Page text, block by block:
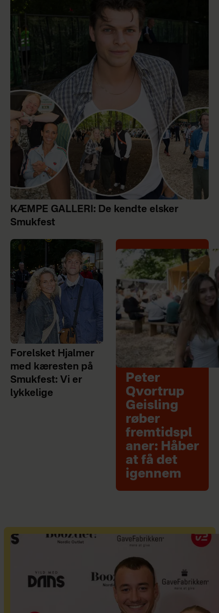
KÆMPE GALLERI: De kendte elsker
Smukfest
Forelsket Hjalmer
med kæresten på
Smukfest: Vi er
lykkelige
Peter
Qvortrup
Geisling
røber
fremtidspl
aner: Håber
at få det
igennem